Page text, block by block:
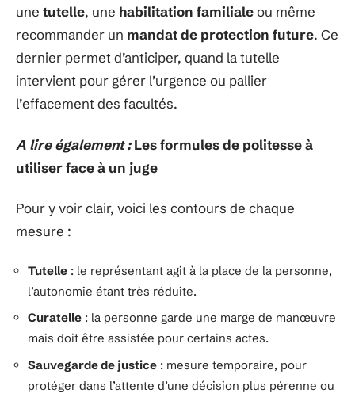
une tutelle, une habilitation familialeou même
recommander un mandat de protection future. Ce
dernier permet d’anticiper, quand la tutelle
intervient pour gérer l’urgence ou pallier
l’effacement des facultés.
A lire également : Les formules de politesse à
utiliser face à un juge
Pour y voir clair, voici les contours de chaque
mesure :
Tutelle : le représentant agit à la place de la personne,
l’autonomie étant très réduite.
Curatelle : la personne garde une marge de manœuvre
mais doit être assistée pour certains actes.
Sauvegarde de justice : mesure temporaire, pour
protéger dans l’attente d’une décision plus pérenne ou